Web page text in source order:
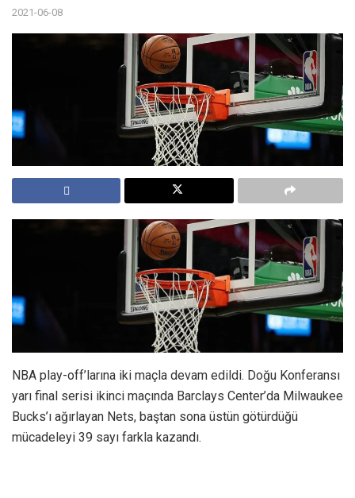
2021-06-08
NBA play-off’larına iki maçla devam edildi. Doğu Konferansı
yarı final serisi ikinci maçında Barclays Center’da Milwaukee
Bucks’ı ağırlayan Nets, baştan sona üstün götürdüğü
mücadeleyi 39 sayı farkla kazandı.